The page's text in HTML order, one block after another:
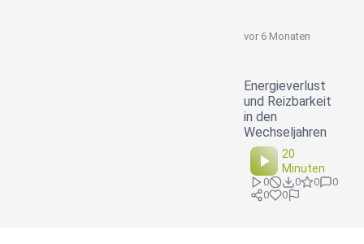
vor 6 Monaten
Energieverlust
und Reizbarkeit
in den
Wechseljahren
20
Minuten
0 0 0
0
0
0